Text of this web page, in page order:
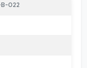
022